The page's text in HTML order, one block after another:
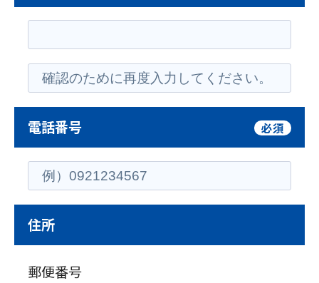
電話番号 必須
住所
郵便番号